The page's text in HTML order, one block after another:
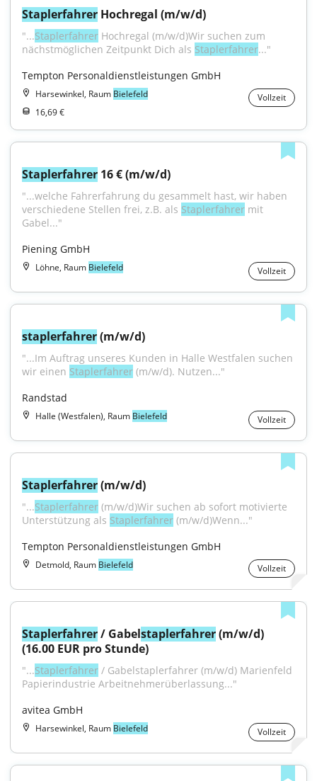
Staplerfahrer Hochregal (m/w/d)
"...Staplerfahrer Hochregal (m/w/d)Wir suchen zum
nächstmöglichen Zeitpunkt Dich als Staplerfahrer..."
Tempton Personaldienstleistungen GmbH
Harsewinkel, Raum Bielefeld
Vollzeit
16,69 €
Staplerfahrer 16 € (m/w/d)
"...welche Fahrerfahrung du gesammelt hast, wir haben
verschiedene Stellen frei, z.B. als Staplerfahrer mit
Gabel..."
Piening GmbH
Löhne, Raum Bielefeld Vollzeit
staplerfahrer (m/w/d)
"...Im Auftrag unseres Kunden in Halle Westfalen suchen
wir einen Staplerfahrer (m/w/d). Nutzen..."
Randstad
Halle (Westfalen), Raum Bielefeld Vollzeit
Staplerfahrer (m/w/d)
"...Staplerfahrer (m/w/d)Wir suchen ab sofort motivierte
Unterstützung als Staplerfahrer (m/w/d)Wenn..."
Tempton Personaldienstleistungen GmbH
Detmold, Raum Bielefeld Vollzeit
Staplerfahrer / Gabelstaplerfahrer (m/w/d)
(16.00 EUR pro Stunde)
"...Staplerfahrer / Gabelstaplerfahrer (m/w/d) Marienfeld
Papierindustrie Arbeitnehmerüberlassung..."
avitea GmbH
Harsewinkel, Raum Bielefeld Vollzeit